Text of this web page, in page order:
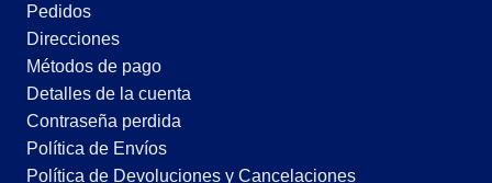
Pedidos
Direcciones
Métodos de pago
Detalles de la cuenta
Contraseña perdida
Política de Envíos
Política de Devoluciones y Cancelaciones